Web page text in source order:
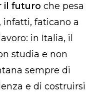
il futuro che pesa
infatti, faticano a
lavoro: in Italia, il
studia e non
sempre di
e di costruirsi